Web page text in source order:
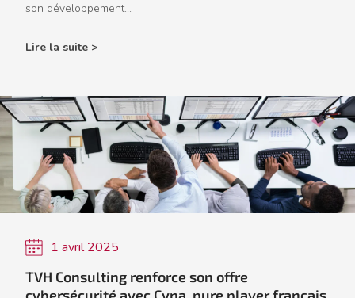
son développement...
Lire la suite >
1 avril 2025
TVH Consulting renforce son offre